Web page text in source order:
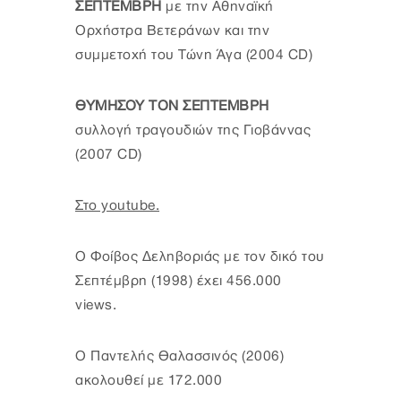
ΣΕΠΤΕΜΒΡΗ με την Αθηναϊκή
Ορχήστρα Βετεράνων και την
συμμετοχή του Τώνη Άγα (2004 CD)
ΘΥΜΗΣΟΥ ΤΟΝ ΣΕΠΤΕΜΒΡΗ
συλλογή τραγουδιών της Γιοβάννας
(2007 CD)
Στο youtube.
Ο Φοίβος Δεληβοριάς με τον δικό του
Σεπτέμβρη (1998) έχει 456.000
views.
Ο Παντελής Θαλασσινός (2006)
ακολουθεί με 172.000